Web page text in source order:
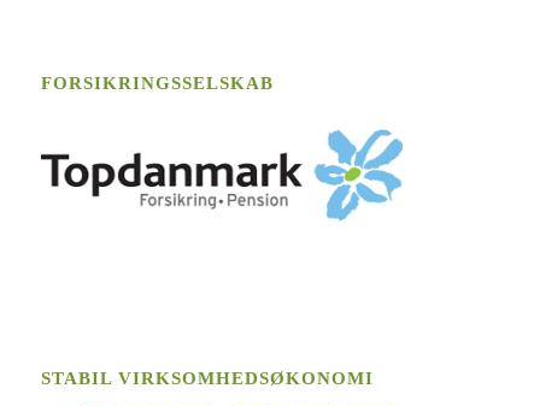
FORSIKRINGSSELSKAB
STABIL VIRKSOMHEDSØKONOMI